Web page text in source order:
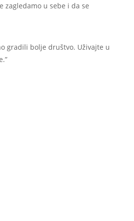
zagledamo u sebe i da se
gradili bolje društvo. Uživajte u